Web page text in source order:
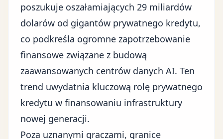
poszukuje oszałamiających 29 miliardów
dolarów od gigantów prywatnego kredytu,
co podkreśla ogromne zapotrzebowanie
finansowe związane z budową
zaawansowanych centrów danych AI. Ten
trend uwydatnia kluczową rolę prywatnego
kredytu w finansowaniu infrastruktury
nowej generacji.
Poza uznanymi graczami, granice